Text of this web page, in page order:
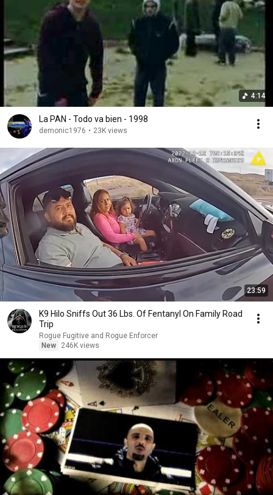
4:14
La PAN - Todo va bien - 1998
demonic1976 • 23K views
23:59
K9 Hilo Sniffs Out 36 Lbs. Of Fentanyl On Family Road
Trip
Rogue Fugitive and Rogue Enforcer
New
246K views